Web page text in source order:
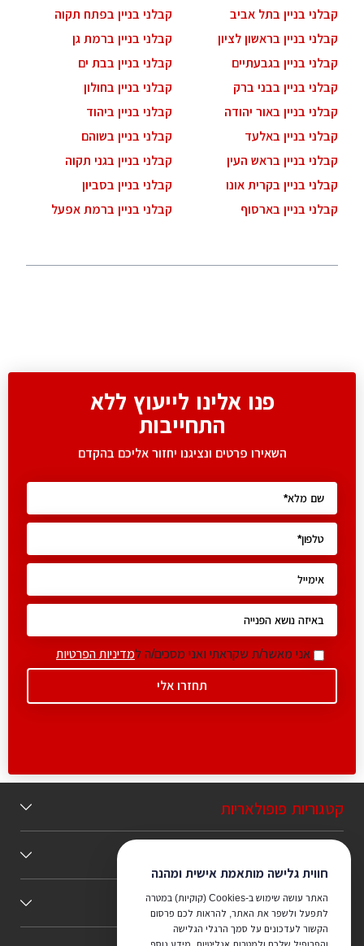
קבלני בניין בתל אביב
קבלני בניין בפתח תקוה
קבלני בניין בראשון לציון
קבלני בניין ברמת גן
קבלני בניין בגבעתיים
קבלני בניין בבת ים
קבלני בניין בבני ברק
קבלני בניין בחולון
קבלני בניין באור יהודה
קבלני בניין ביהוד
קבלני בניין באלעד
קבלני בניין בשוהם
קבלני בניין בראש העין
קבלני בניין בגני תקוה
קבלני בניין בקרית אונו
קבלני בניין בסביון
קבלני בניין בארסוף
קבלני בניין ברמת אפעל
פנו אלינו לייעוץ ללא
התחייבות
השאירו פרטים ונציגנו יחזור אליכם בהקדם
אני מאשר/ת שקראתי ואני מסכים/ה למדיניות הפרטיות
חווית גלישה מותאמת אישית ומהנה
האתר עושה שימוש ב-Cookies (קוקיות) במטרה
לתפעל ולשפר את האתר, להראות לכם פרסום
הקשור לעדכונים על סמך הרגלי הגלישה
קטגוריות פופולאריות
כללי